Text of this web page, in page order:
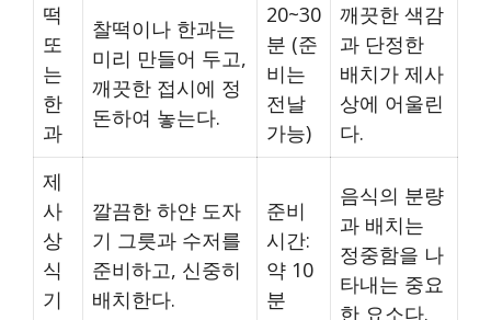
떡
또
는
한
과
찰떡이나 한과는
미리 만들어 두고,
깨끗한 접시에 정
돈하여 놓는다.
20~30
분 (준
비는
전날
가능)
깨끗한 색감
과 단정한
배치가 제사
상에 어울린
다.
제
사
상
식
기
깔끔한 하얀 도자
기 그릇과 수저를
준비하고, 신중히
배치한다.
준비
시간:
약 10
분
음식의 분량
과 배치는
정중함을 나
타내는 중요
한 요소다.